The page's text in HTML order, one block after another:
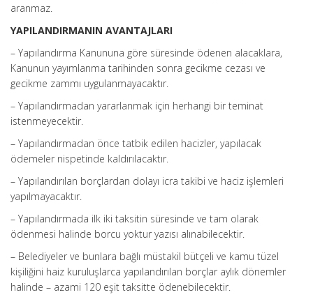
aranmaz.
YAPILANDIRMANIN AVANTAJLARI
– Yapılandırma Kanununa göre süresinde ödenen alacaklara,
Kanunun yayımlanma tarihinden sonra gecikme cezası ve
gecikme zammı uygulanmayacaktır.
– Yapılandırmadan yararlanmak için herhangi bir teminat
istenmeyecektir.
– Yapılandırmadan önce tatbik edilen hacizler, yapılacak
ödemeler nispetinde kaldırılacaktır.
– Yapılandırılan borçlardan dolayı icra takibi ve haciz işlemleri
yapılmayacaktır.
– Yapılandırmada ilk iki taksitin süresinde ve tam olarak
ödenmesi halinde borcu yoktur yazısı alınabilecektir.
– Belediyeler ve bunlara bağlı müstakil bütçeli ve kamu tüzel
kişiliğini haiz kuruluşlarca yapılandırılan borçlar aylık dönemler
halinde – azami 120 eşit taksitte ödenebilecektir.